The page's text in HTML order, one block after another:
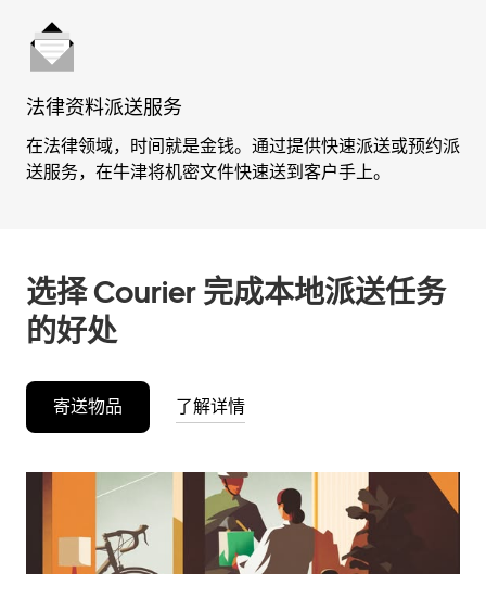
法律资料派送服务
在法律领域，时间就是金钱。通过提供快速派送或预约派
送服务，在牛津将机密文件快速送到客户手上。
选择 Courier 完成本地派送任务
的好处
寄送物品 了解详情